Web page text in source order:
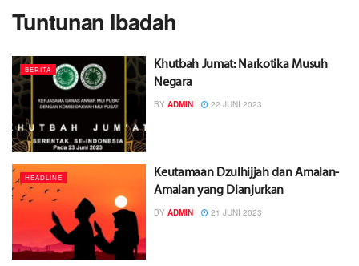
Tuntunan Ibadah
BERITA
Khutbah Jumat: Narkotika Musuh
Negara
BY ADMIN 22 JUNI 2023
HEADLINE
Keutamaan Dzulhijjah dan Amalan-
Amalan yang Dianjurkan
BY ADMIN 21 JUNI 2023